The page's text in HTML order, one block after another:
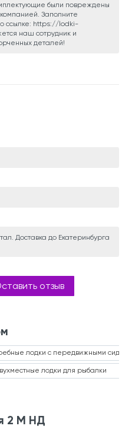
были повреждены
Заполните
ссылке: https://lodki-
наш сотрудник и
деталей!
Доставка до Екатеринбурга
отзыв
лодки с передвижными
лодки для рыбалки
2 М НД